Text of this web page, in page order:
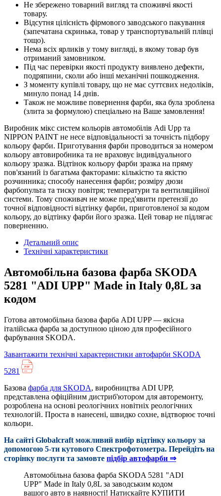
Не збережено товарний вигляд та споживчі якості
товару.
Відсутня цілісність фірмового заводського пакування
(запечатана скринька, товар у транспортувальній плівці
тощо).
Нема всіх ярликів у тому вигляді, в якому товар був
отриманий замовником.
Під час перевірки якості продукту виявлено дефекти,
подряпини, сколи або інші механічні пошкодження.
З моменту купівлі товару, що не має суттєвих недоліків,
минуло понад 14 днів.
Також не можливе повернення фарби, яка була зроблена
(злита за формулою) спеціально на Ваше замовлення!
Виробник мікс систем кольорів автомобілів Adi Upp та
NIPPON PAINT не несе відповідальності за точність підбору
кольору фарби. Приготування фарби проводиться за номером
кольору автовиробника та не враховує індивідуального
кольору зразка. Відтінок кольору фарби зразка на пряму
пов'язаний із багатьма факторами: кількістю та якістю
розчинника; способу нанесення фарби; розміру дюзи
фарбопульта та тиску повітря; температури та вентиляційної
системи. Тому споживач не може пред'явити претензії до
точної відповідності відтінку фарби, приготовленої за кодом
кольору, до відтінку фарби його зразка. Цей товар не підлягає
поверненню.
Детальний опис
Технічні характеристики
Автомобільна базова фарба SKODA
5281 "ADI UPP" Made in Italy 0,8L за
кодом
Готова автомобільна базова фарба ADI UPP — якісна
італійська фарба за доступною ціною для професійного
фарбування SKODA.
Завантажити технічні характеристики автофарби SKODA
5281
Базова фарба для SKODA, виробництва ADI UPP,
представлена офіційним дистриб'ютором для авторемонту,
розроблена на основі реологічних новітніх реологічних
технологій. Проста в нанесені, швидко сохне, відтворює точні
кольори.
На сайті Globalcraft можливий вибір відтінку кольору за
допомогою 5-ти кутового Cпектрофотометра. Перейдіть на
сторінку послуги та замовте підбір автофарби ⇒
Автомобільна базова фарба SKODA 5281 "ADI
UPP" Made in Italy 0,8L за заводським кодом
вашого авто в наявності! Натискайте КУПИТИ